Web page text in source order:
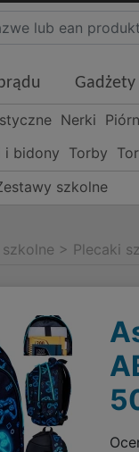
Gadżety
Nerki
i bidony Torby
szkolne
> Plecaki